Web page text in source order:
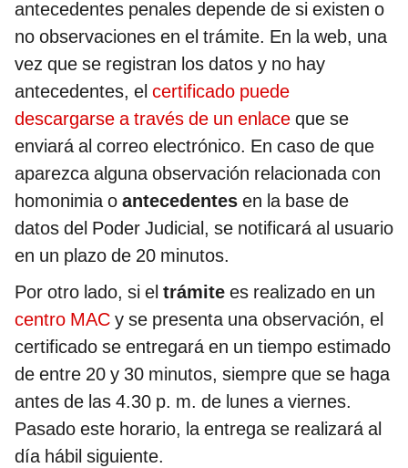
antecedentes penales depende de si existen o
no observaciones en el trámite. En la web, una
vez que se registran los datos y no hay
antecedentes, el certificado puede
descargarse a través de un enlace que se
enviará al correo electrónico. En caso de que
aparezca alguna observación relacionada con
homonimia o antecedentes en la base de
datos del Poder Judicial, se notificará al usuario
en un plazo de 20 minutos.
Por otro lado, si el trámite es realizado en un
centro MAC y se presenta una observación, el
certificado se entregará en un tiempo estimado
de entre 20 y 30 minutos, siempre que se haga
antes de las 4.30 p. m. de lunes a viernes.
Pasado este horario, la entrega se realizará al
día hábil siguiente.